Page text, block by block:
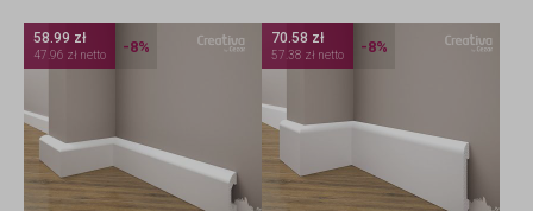
58.99 zł
47.96 zł netto -8% 70.58 zł
57.38 zł netto -8%